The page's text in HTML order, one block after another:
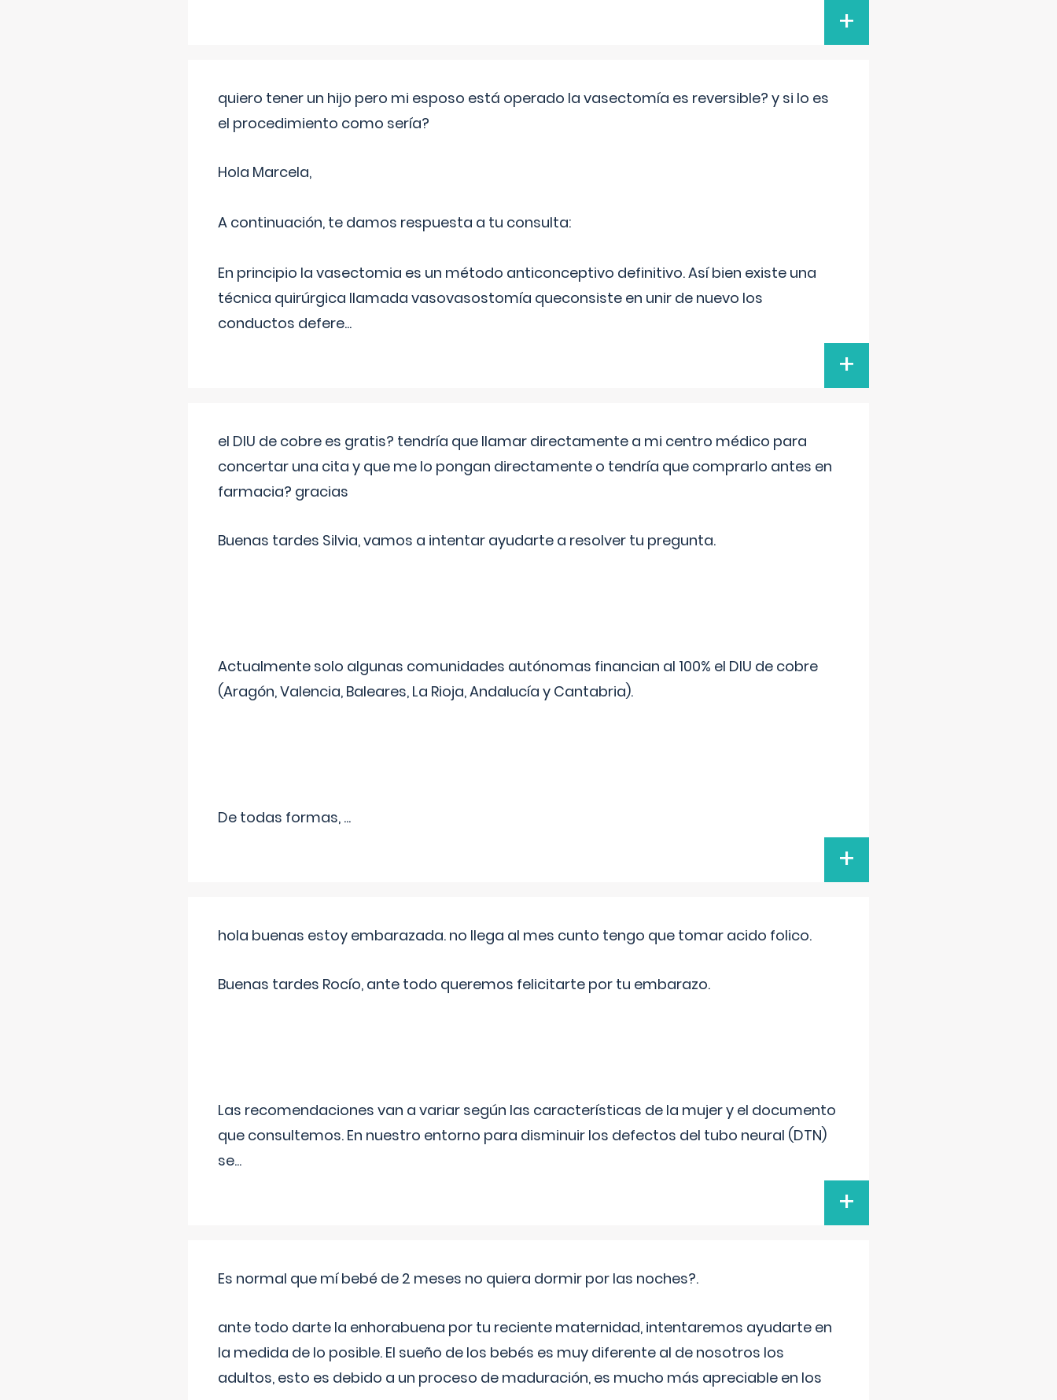
+
quiero tener un hijo pero mi esposo está operado la vasectomía es reversible? y si lo es
el procedimiento como sería?
Hola Marcela,
A continuación, te damos respuesta a tu consulta:
En principio la vasectomia es un método anticonceptivo definitivo. Así bien existe una
técnica quirúrgica llamada vasovasostomía queconsiste en unir de nuevo los
conductos defere...
+
el DIU de cobre es gratis? tendría que llamar directamente a mi centro médico para
concertar una cita y que me lo pongan directamente o tendría que comprarlo antes en
farmacia? gracias
Buenas tardes Silvia, vamos a intentar ayudarte a resolver tu pregunta.
Actualmente solo algunas comunidades autónomas financian al 100% el DIU de cobre
(Aragón, Valencia, Baleares, La Rioja, Andalucía y Cantabria).
De todas formas, ...
+
hola buenas estoy embarazada. no llega al mes cunto tengo que tomar acido folico.
Buenas tardes Rocío, ante todo queremos felicitarte por tu embarazo.
Las recomendaciones van a variar según las características de la mujer y el documento
que consultemos. En nuestro entorno para disminuir los defectos del tubo neural (DTN)
se...
+
Es normal que mí bebé de 2 meses no quiera dormir por las noches?.
ante todo darte la enhorabuena por tu reciente maternidad, intentaremos ayudarte en
la medida de lo posible. El sueño de los bebés es muy diferente al de nosotros los
adultos, esto es debido a un proceso de maduración, es mucho más apreciable en los